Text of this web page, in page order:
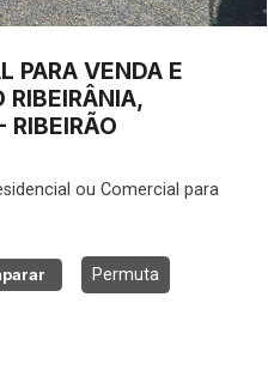
PARA VENDA E
RIBEIRÂNIA,
RIBEIRÃO
ou Comercial para
Permuta